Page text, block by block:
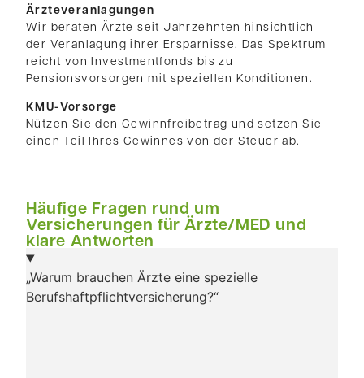
Ärzteveranlagungen
Wir beraten Ärzte seit Jahrzehnten hinsichtlich
der Veranlagung ihrer Ersparnisse. Das Spektrum
reicht von Investmentfonds bis zu
Pensionsvorsorgen mit speziellen Konditionen.
KMU-Vorsorge
Nützen Sie den Gewinnfreibetrag und setzen Sie
einen Teil Ihres Gewinnes von der Steuer ab.
Häufige Fragen rund um
Versicherungen für Ärzte/MED und
klare Antworten
„Warum brauchen Ärzte eine spezielle
Berufshaftpflichtversicherung?“